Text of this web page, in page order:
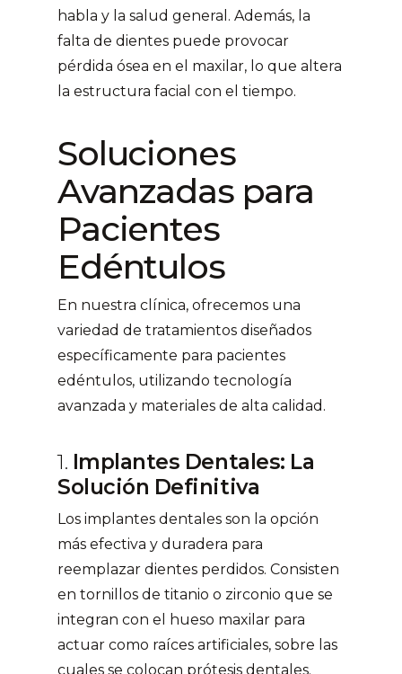
habla y la salud general. Además, la
falta de dientes puede provocar
pérdida ósea en el maxilar, lo que altera
la estructura facial con el tiempo.
Soluciones
Avanzadas para
Pacientes
Edéntulos
En nuestra clínica, ofrecemos una
variedad de tratamientos diseñados
específicamente para pacientes
edéntulos, utilizando tecnología
avanzada y materiales de alta calidad.
1. Implantes Dentales: La
Solución Definitiva
Los implantes dentales son la opción
más efectiva y duradera para
reemplazar dientes perdidos. Consisten
en tornillos de titanio o zirconio que se
integran con el hueso maxilar para
actuar como raíces artificiales, sobre las
cuales se colocan prótesis dentales.